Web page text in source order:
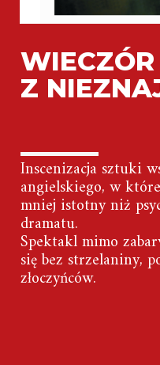
WIECZÓR
Z
Inscenizacja sztuki
angielskiego, w
mniej istotny niż
dramatu.
Spektakl mimo
się bez strzelaniny,
złoczyńców.